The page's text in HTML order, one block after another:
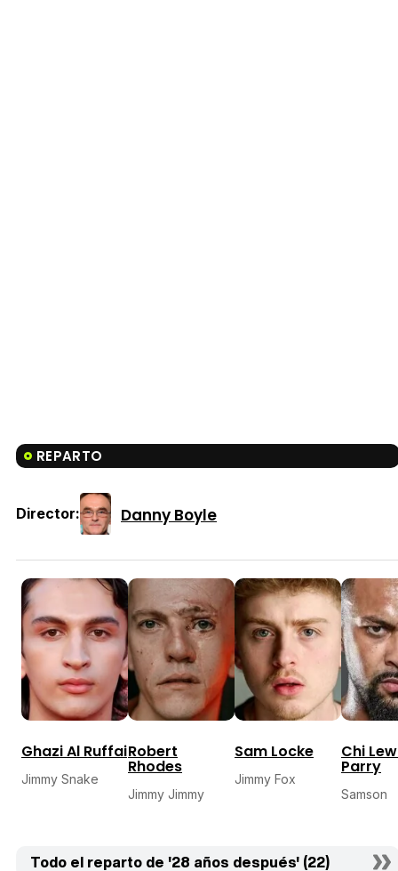
REPARTO
Director: Danny Boyle
Ghazi Al Ruffai
Jimmy Snake
Robert
Rhodes
Jimmy Jimmy
Sam Locke
Jimmy Fox
Chi
Parry
Samson
Todo el reparto de '28 años después' (22)